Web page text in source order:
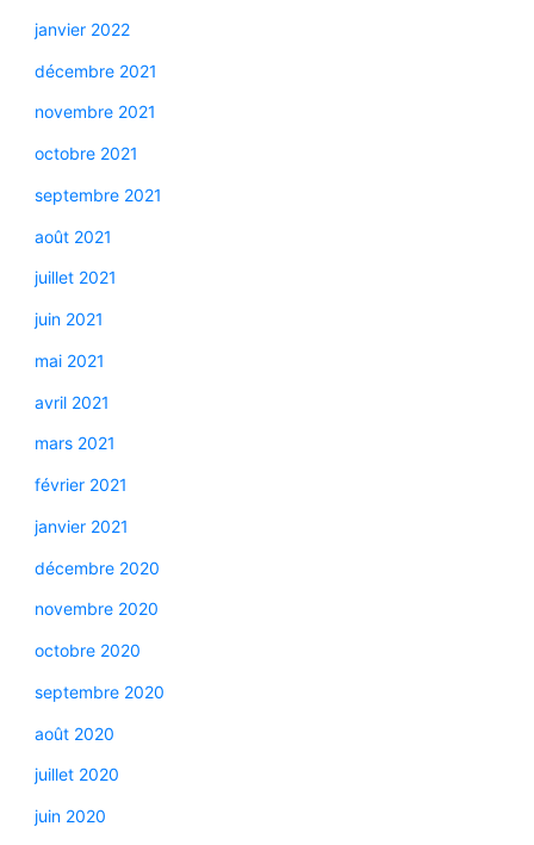
janvier 2022
décembre 2021
novembre 2021
octobre 2021
septembre 2021
août 2021
juillet 2021
juin 2021
mai 2021
avril 2021
mars 2021
février 2021
janvier 2021
décembre 2020
novembre 2020
octobre 2020
septembre 2020
août 2020
juillet 2020
juin 2020